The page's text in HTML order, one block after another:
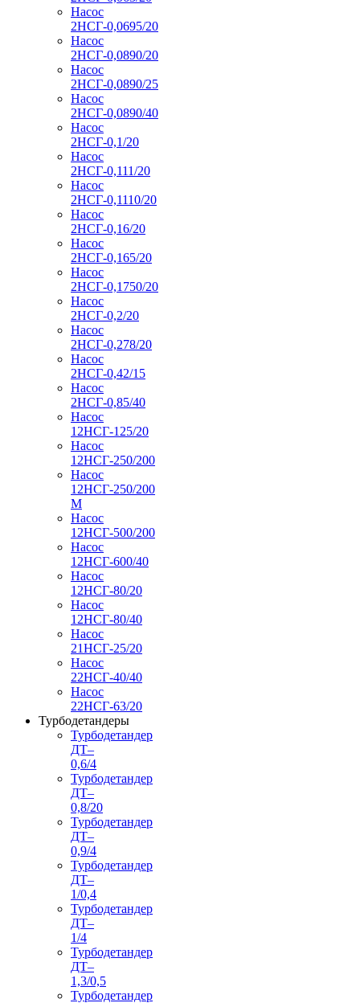
Насос
2НСГ-0,0695/20
Насос
2НСГ-0,0890/20
Насос
2НСГ-0,0890/25
Насос
2НСГ-0,0890/40
Насос
2НСГ-0,1/20
Насос
2НСГ-0,111/20
Насос
2НСГ-0,1110/20
Насос
2НСГ-0,16/20
Насос
2НСГ-0,165/20
Насос
2НСГ-0,1750/20
Насос
2НСГ-0,2/20
Насос
2НСГ-0,278/20
Насос
2НСГ-0,42/15
Насос
2НСГ-0,85/40
Насос
12НСГ-125/20
Насос
12НСГ-250/200
Насос
12НСГ-250/200
М
Насос
12НСГ-500/200
Насос
12НСГ-600/40
Насос
12НСГ-80/20
Насос
12НСГ-80/40
Насос
21НСГ-25/20
Насос
22НСГ-40/40
Насос
22НСГ-63/20
Турбодетандеры
Турбодетандер
ДТ–
0,6/4
Турбодетандер
ДТ–
0,8/20
Турбодетандер
ДТ–
0,9/4
Турбодетандер
ДТ–
1/0,4
Турбодетандер
ДТ–
1/4
Турбодетандер
ДТ–
1,3/0,5
Турбодетандер